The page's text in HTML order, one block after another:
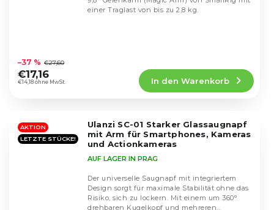
durchschnittliche
Produktbewertung
ist
Sternen.
€14,18 ohne MwSt.
–37 % €27,60
€17,16
In den Warenkorb
einer Traglast von bis zu 2,8 kg.
AKTION
LETZTE STÜCKE!
Ulanzi SC-01 Starker Glassaugnapf
mit Arm für Smartphones, Kameras
und Actionkameras
AUF LAGER IN PRAG
Der universelle Saugnapf mit integriertem
Design sorgt für maximale Stabilität ohne das
Risiko, sich zu lockern. Mit einem um 360°
drehbaren Kugelkopf und mehreren...